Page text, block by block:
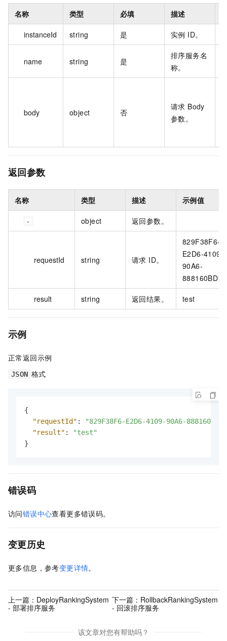
名称 类型 必填 描述
instanceId string 是 实例 ID。
name string 是
排序服务名
称。
body object 否
请求 Body
参数。
返回参数
名称 类型 描述 示例值
object 返回参数。
requestId string 请求 ID。
829F38F6-
E2D6-4109-
90A6-
result string 返回结果。 test
示例
正常返回示例
JSON 格式
{
"requestId" :
"829F38F6-E2D6-4109-90A6-
"result" :
"test"
}
错误码
访问错误中心查看更多错误码。
变更历史
更多信息，参考变更详情。
上一篇： DeployRankingSystem
- 部署排序服务
下一篇： RollbackRankingSystem
- 回滚排序服务
该文章对您有帮助吗？